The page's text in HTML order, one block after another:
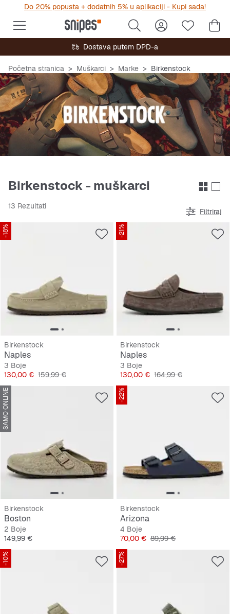
Do 20% popusta + dodatnih 5% u aplikaciji - Kupi sada!
Dostava putem DPD-a
Početna stranica Muškarci Marke Birkenstock
Birkenstock - muškarci
13 Rezultati
Filtriraj
-18%
Birkenstock
Naples
3 Boje
Cijena
130,00 € Originalna cijena
159,99 €
-21%
Birkenstock
Naples
3 Boje
Cijena
130,00 € Originalna cijena
164,99 €
SAMO ONLINE
Birkenstock
Boston
2 Boje
Cijena
149,99 €
-22%
Birkenstock
Arizona
4 Boje
Cijena
70,00 € Originalna cijena
89,99 €
-10% -27%